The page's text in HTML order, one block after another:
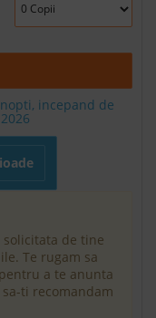
nopti, incepand de
solicitata de tine
Te rugam sa
a te anunta
ti recomandam